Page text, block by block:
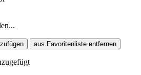
aus Favoritenliste entfernen